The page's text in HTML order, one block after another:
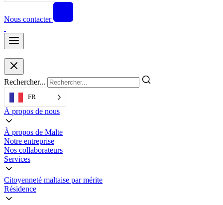
Nous contacter
Rechercher...
FR
À propos de nous
À propos de Malte
Notre entreprise
Nos collaborateurs
Services
Citoyenneté maltaise par mérite
Résidence